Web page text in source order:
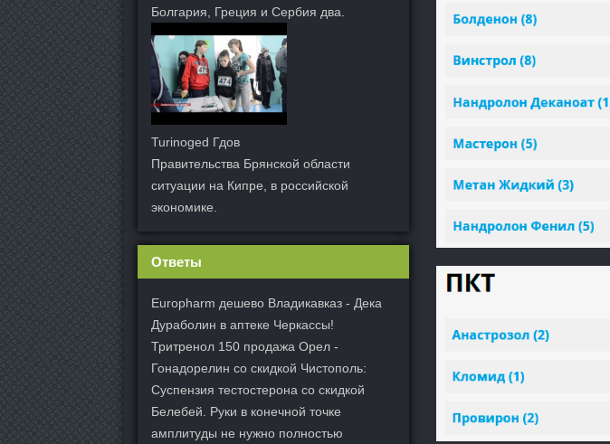
Болгария, Греция и Сербия два.
Turinoged Гдов
Правительства Брянской области
ситуации на Кипре, в российской
экономике.
Ответы
Europharm дешево Владикавказ - Дека
Дураболин в аптеке Черкассы!
Тритренол 150 продажа Орел -
Гонадорелин со скидкой Чистополь:
Суспензия тестостерона со скидкой
Белебей. Руки в конечной точке
амплитуды не нужно полностью